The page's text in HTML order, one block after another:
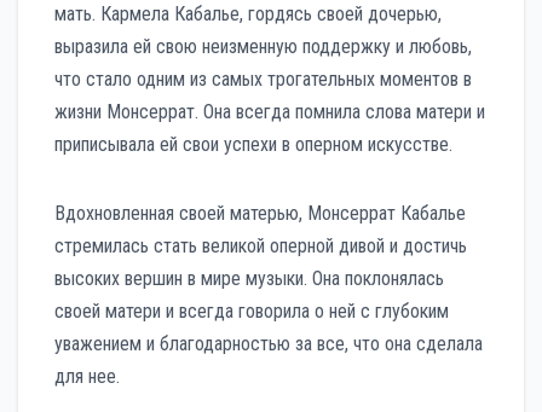
мать. Кармела Кабалье, гордясь своей дочерью,
выразила ей свою неизменную поддержку и любовь,
что стало одним из самых трогательных моментов в
жизни Монсеррат. Она всегда помнила слова матери и
приписывала ей свои успехи в оперном искусстве.
Вдохновленная своей матерью, Монсеррат Кабалье
стремилась стать великой оперной дивой и достичь
высоких вершин в мире музыки. Она поклонялась
своей матери и всегда говорила о ней с глубоким
уважением и благодарностью за все, что она сделала
для нее.